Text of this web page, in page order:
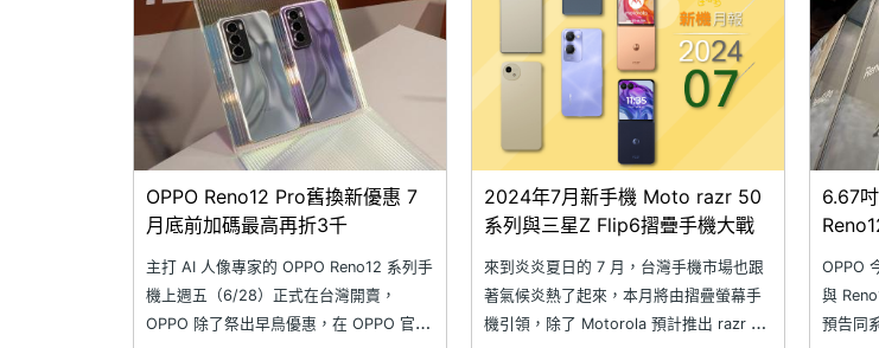
OPPO Reno12 Pro舊換新優惠 7
月底前加碼最高再折3千
主打 AI 人像專家的 OPPO Reno12 系列手
機上週五（6/28）正式在台灣開賣，
OPPO 除了祭出早鳥優惠，在 OPPO 官方
2024年7月新手機 Moto razr 50
系列與三星Z Flip6摺疊手機大戰
來到炎炎夏日的 7 月，台灣手機市場也跟
著氣候炎熱了起來，本月將由摺疊螢幕手
機引領，除了 Motorola 預計推出 razr 50
6.67
OPPO
與
預告同